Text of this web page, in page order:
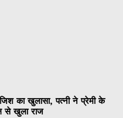
का खुलासा, पत्नी ने प्रेमी के
से खुला राज